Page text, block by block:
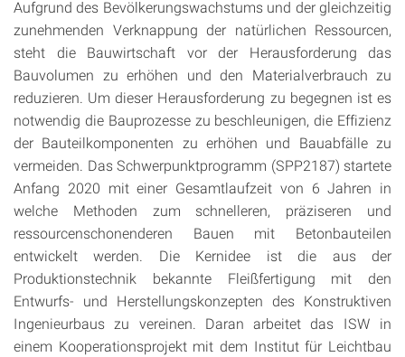
Aufgrund des Bevölkerungswachstums und der gleichzeitig
zunehmenden Verknappung der natürlichen Ressourcen,
steht die Bauwirtschaft vor der Herausforderung das
Bauvolumen zu erhöhen und den Materialverbrauch zu
reduzieren. Um dieser Herausforderung zu begegnen ist es
notwendig die Bauprozesse zu beschleunigen, die Effizienz
der Bauteilkomponenten zu erhöhen und Bauabfälle zu
vermeiden. Das Schwerpunktprogramm (SPP2187) startete
Anfang 2020 mit einer Gesamtlaufzeit von 6 Jahren in
welche Methoden zum schnelleren, präziseren und
ressourcenschonenderen Bauen mit Betonbauteilen
entwickelt werden. Die Kernidee ist die aus der
Produktionstechnik bekannte Fleißfertigung mit den
Entwurfs- und Herstellungskonzepten des Konstruktiven
Ingenieurbaus zu vereinen. Daran arbeitet das ISW in
einem Kooperationsprojekt mit dem Institut für Leichtbau